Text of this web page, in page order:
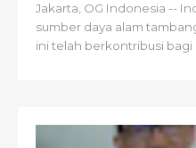
Jakarta, OG Indonesia --
sumber daya alam
ini telah berkontribusi bagi